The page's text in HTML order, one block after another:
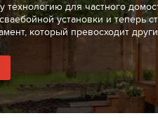
технологию для частного
установки и теперь
который превосходит